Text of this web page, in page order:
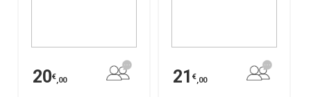
20€,00 21 €,00